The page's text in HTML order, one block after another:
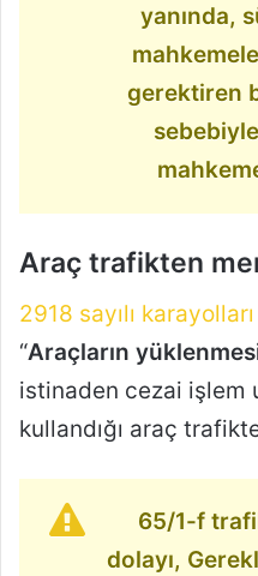
yanında,
gerektiren
Araç trafikten
2918 sayılı
“Araçların
istinaden cezai işlem
kullandığı araç
65/1-f
dolayı,